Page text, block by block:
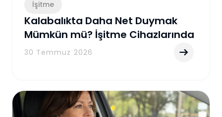
İşitme
Kalabalıkta Daha Net Duymak
Mümkün mü? İşitme Cihazlarında
Gürültü Azaltma Teknolojisi
30 Temmuz 2026